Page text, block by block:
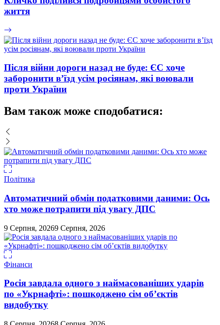
життя
Після війни дороги назад не буде: ЄС хоче
заборонити в’їзд усім росіянам, які воювали
проти України
Вам також може сподобатися:
Політика
Автоматичний обмін податковими даними: Ось
хто може потрапити під увагу ДПС
9 Серпня, 20269 Серпня, 2026
Фінанси
Росія завдала одного з наймасованіших ударів
по «Укрнафті»: пошкоджено сім об’єктів
видобутку